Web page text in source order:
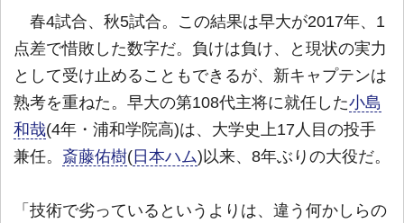
春4試合、秋5試合。この結果は早大が2017年、1
点差で惜敗した数字だ。負けは負け、と現状の実力
として受け止めることもできるが、新キャプテンは
熟考を重ねた。早大の第108代主将に就任した小島
和哉(4年・浦和学院高)は、大学史上17人目の投手
兼任。 斎藤佑樹(日本ハム)以来、8年ぶりの大役だ。
「技術で劣っているというよりは、違う何かしらの